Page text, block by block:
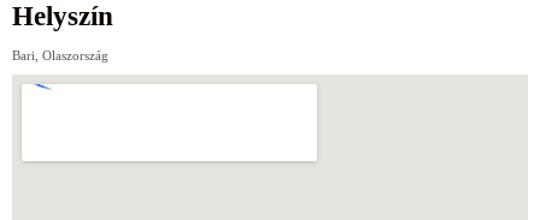
Helyszín
Bari, Olaszország